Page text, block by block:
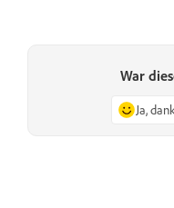
War
Ja,